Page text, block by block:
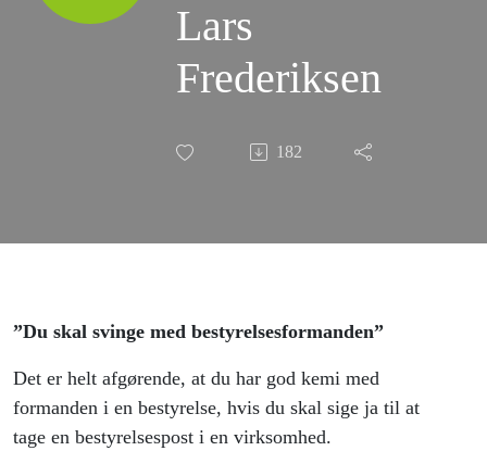
Lars
Frederiksen
182
”Du skal svinge med bestyrelsesformanden”
Det er helt afgørende, at du har god kemi med
formanden i en bestyrelse, hvis du skal sige ja til at
tage en bestyrelsespost i en virksomhed.